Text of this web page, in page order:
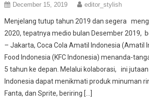
December 15, 2019 editor_stylish
Menjelang tutup tahun 2019 dan segera
2020, tepatnya medio bulan Desember 2019,
– Jakarta, Coca Cola Amatil Indonesia (Amatil
Food Indonesia (KFC Indonesia) menanda-
5 tahun ke depan. Melalui kolaborasi, ini
Indonesia dapat menikmati produk minuman
Fanta, dan Sprite, beriring […]